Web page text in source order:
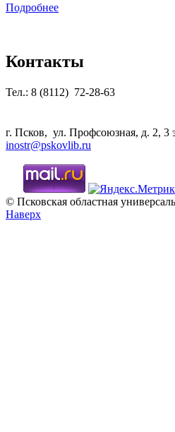
Подробнее
Контакты
Тел.: 8 (8112) 72-28-63
г. Псков, ул. Профсоюзная, д. 2, 3
inostr@pskovlib.ru
© Псковская областная
Наверх